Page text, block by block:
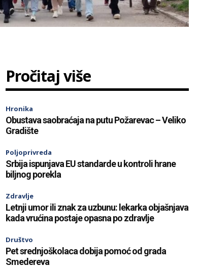
Pročitaj više
Hronika
Obustava saobraćaja na putu Požarevac – Veliko
Gradište
Poljoprivreda
Srbija ispunjava EU standarde u kontroli hrane
biljnog porekla
Zdravlje
Letnji umor ili znak za uzbunu: lekarka objašnjava
kada vrućina postaje opasna po zdravlje
Društvo
Pet srednjoškolaca dobija pomoć od grada
Smedereva